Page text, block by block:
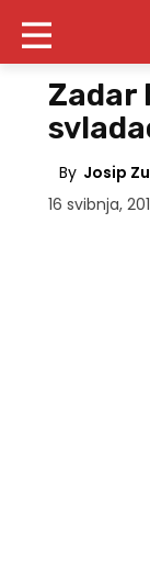
Zadar
By Josip
16 svibnja,